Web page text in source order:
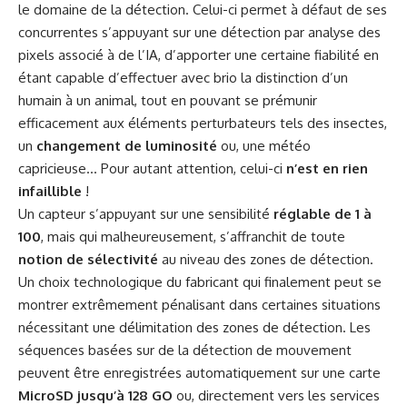
le domaine de la détection. Celui-ci permet à défaut de ses
concurrentes s’appuyant sur une détection par analyse des
pixels associé à de l’IA, d’apporter une certaine fiabilité en
étant capable d’effectuer avec brio la distinction d’un
humain à un animal, tout en pouvant se prémunir
efficacement aux éléments perturbateurs tels des insectes,
un changement de luminosité ou, une météo
capricieuse… Pour autant attention, celui-ci n’est en rien
infaillible !
Un capteur s’appuyant sur une sensibilité réglable de 1 à
100, mais qui malheureusement, s’affranchit de toute
notion de sélectivité au niveau des zones de détection.
Un choix technologique du fabricant qui finalement peut se
montrer extrêmement pénalisant dans certaines situations
nécessitant une délimitation des zones de détection. Les
séquences basées sur de la détection de mouvement
peuvent être enregistrées automatiquement sur une carte
MicroSD jusqu’à 128 GO ou, directement vers les services